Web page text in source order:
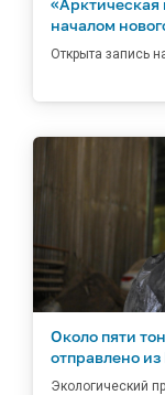
началом
Открыта запись
Около пяти
отправлено
Экологический